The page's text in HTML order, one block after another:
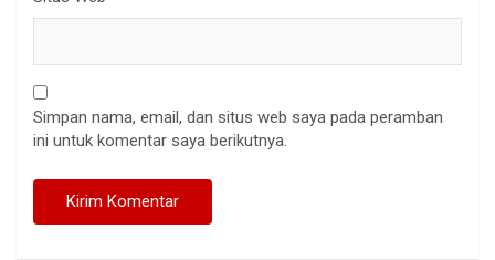
Simpan nama, email, dan situs web saya pada peramban
ini untuk komentar saya berikutnya.